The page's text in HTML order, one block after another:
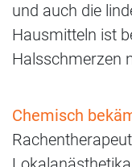
und auch die
Hausmitteln ist
Halsschmerzen
Chemisch